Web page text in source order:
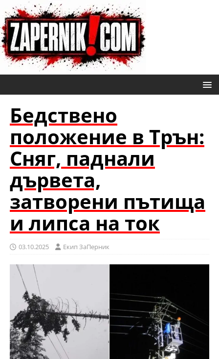
Бедствено
положение в Трън:
Сняг, паднали
дървета,
затворени пътища
и липса на ток
03.10.2025 Eкип ЗаПерник